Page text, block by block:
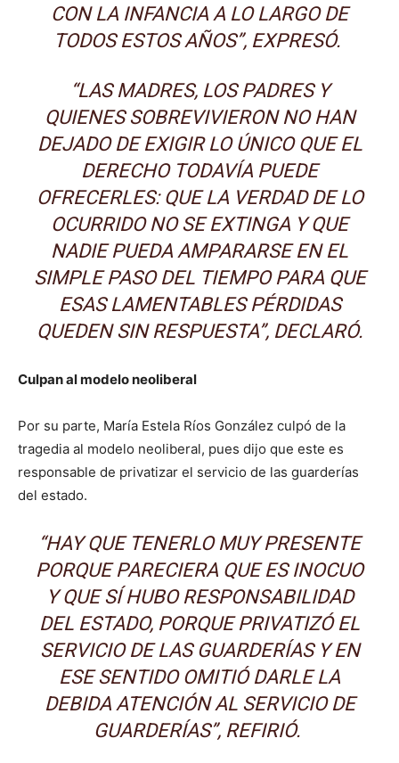
CON LA INFANCIA A LO LARGO DE
TODOS ESTOS AÑOS”, EXPRESÓ.
“LAS MADRES, LOS PADRES Y
QUIENES SOBREVIVIERON NO HAN
DEJADO DE EXIGIR LO ÚNICO QUE EL
DERECHO TODAVÍA PUEDE
OFRECERLES: QUE LA VERDAD DE LO
OCURRIDO NO SE EXTINGA Y QUE
NADIE PUEDA AMPARARSE EN EL
SIMPLE PASO DEL TIEMPO PARA QUE
ESAS LAMENTABLES PÉRDIDAS
QUEDEN SIN RESPUESTA”, DECLARÓ.
Culpan al modelo neoliberal
Por su parte, María Estela Ríos González culpó de la
tragedia al modelo neoliberal, pues dijo que este es
responsable de privatizar el servicio de las guarderías
del estado.
“HAY QUE TENERLO MUY PRESENTE
PORQUE PARECIERA QUE ES INOCUO
Y QUE SÍ HUBO RESPONSABILIDAD
DEL ESTADO, PORQUE PRIVATIZÓ EL
SERVICIO DE LAS GUARDERÍAS Y EN
ESE SENTIDO OMITIÓ DARLE LA
DEBIDA ATENCIÓN AL SERVICIO DE
GUARDERÍAS”, REFIRIÓ.